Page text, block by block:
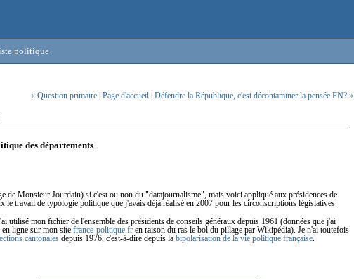
politique
« Question primaire Page d'accueil Défendre la République, c'est décontaminer la pensée FN? »
des départements
de Monsieur Jourdain) si c'est ou non du "datajournalisme", mais voici appliqué aux présidences de
le travail de typologie politique que j'avais déjà réalisé en 2007 pour les circonscriptions législatives.
utilisé mon fichier de l'ensemble des présidents de conseils généraux depuis 1961 (données que j'ai
en ligne sur mon site france-politique.fr en raison du ras le bol du pillage par Wikipédia). Je n'ai toutefois
cantonales depuis 1976, c'est-à-dire depuis la bipolarisation de la vie politique française